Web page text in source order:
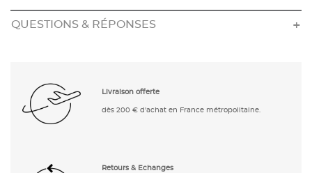
QUESTIONS & RÉPONSES
Livraison offerte
dès 200 € d'achat en France métropolitaine.
Retours & Echanges